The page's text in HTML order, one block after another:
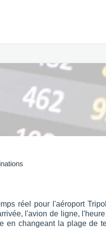
réel pour l'aéroport
l'avion de ligne,
changeant la plage de